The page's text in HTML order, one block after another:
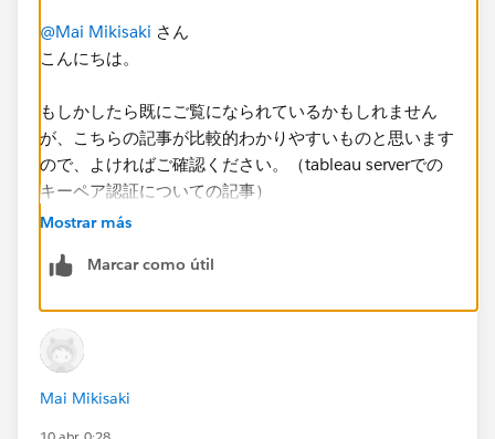
・Snowflake側のユーザーは1つのサービスユーザーの
みを利用します
なく、管理者が管理したいと考えています
もし”保存済み認証資格情報への登録が必要”という場合
には、
本前提条件（開発者がレポート開発、鍵は管理者が管
理、Snowflakeユーザーは1つ）において一般的にどの
ような手順・運用が取られているのかをあわせて知りた
@Mai Mikisaki さん
こんにちは。
もしかしたら既にご覧になられているかもしれません
が、こちらの記事が比較的わかりやすいものと思います
ので、よければご確認ください。（tableau serverでの
キーペア認証についての記事）
snowflake-keypairoauth/
Mostrar más
Marcar como útil
Mai Mikisaki